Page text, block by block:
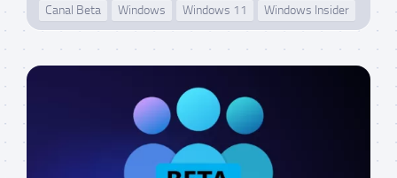
Canal Beta Windows Windows 11 Windows Insider